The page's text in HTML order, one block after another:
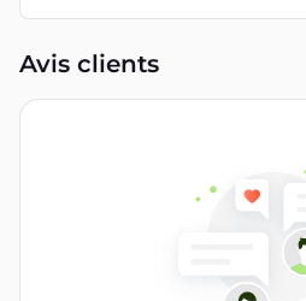
Avis clients